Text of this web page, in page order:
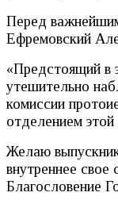
Перед
Ефремовский
«Предстоящий в
утешительно
комиссии
отделением
Желаю
внутреннее свое
Благословение